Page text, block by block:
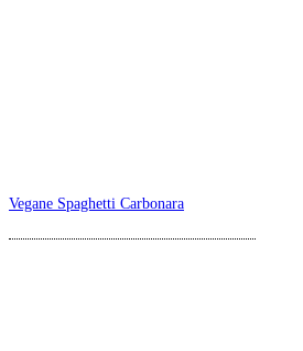
Vegane Spaghetti Carbonara